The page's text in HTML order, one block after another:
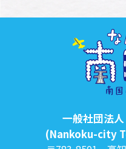
一般社団法
(Nankoku-city